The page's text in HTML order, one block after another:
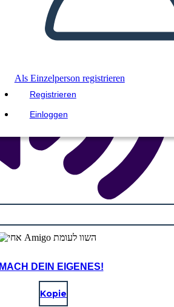
Als Einzelperson registrieren
Registrieren
Einloggen
MACH DEIN EIGENES!
Kopie